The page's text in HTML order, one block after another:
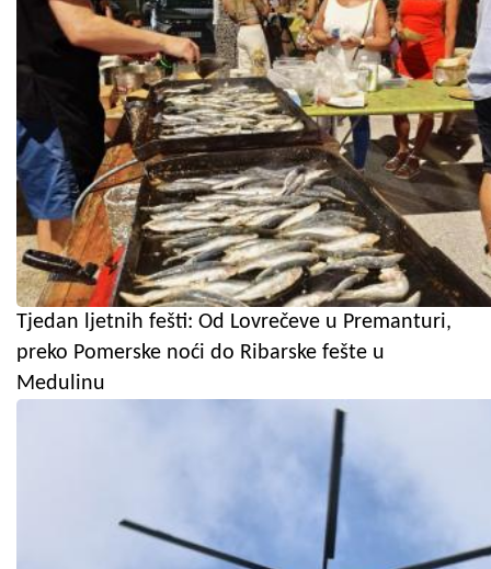
Tjedan ljetnih fešti: Od Lovrečeve u Premanturi,
preko Pomerske noći do Ribarske fešte u
Medulinu